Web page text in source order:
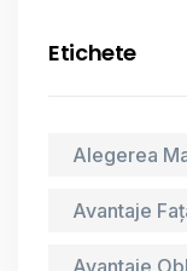
Etichete
Alegerea
Avantaje